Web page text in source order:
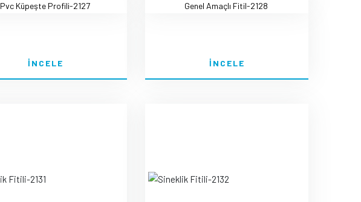
Pvc Küpeşte Profili-2127
İNCELE
Genel Amaçlı Fitil-2128
İNCELE